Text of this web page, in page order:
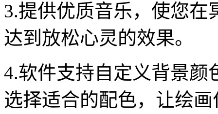
3.提供优质音乐，使您
达到放松心灵的效果。
4.软件支持自定义背景颜
选择适合的配色，让绘